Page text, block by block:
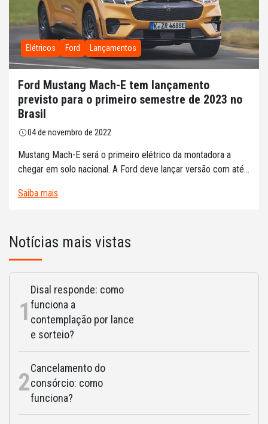
Elétricos Ford Lançamentos
Ford Mustang Mach-E tem lançamento
previsto para o primeiro semestre de 2023 no
Brasil
04 de novembro de 2022
Mustang Mach-E será o primeiro elétrico da montadora a
chegar em solo nacional. A Ford deve lançar versão com até...
Saiba mais
Notícias mais vistas
1
Disal responde: como
funciona a
contemplação por lance
e sorteio?
2
Cancelamento do
consórcio: como
funciona?